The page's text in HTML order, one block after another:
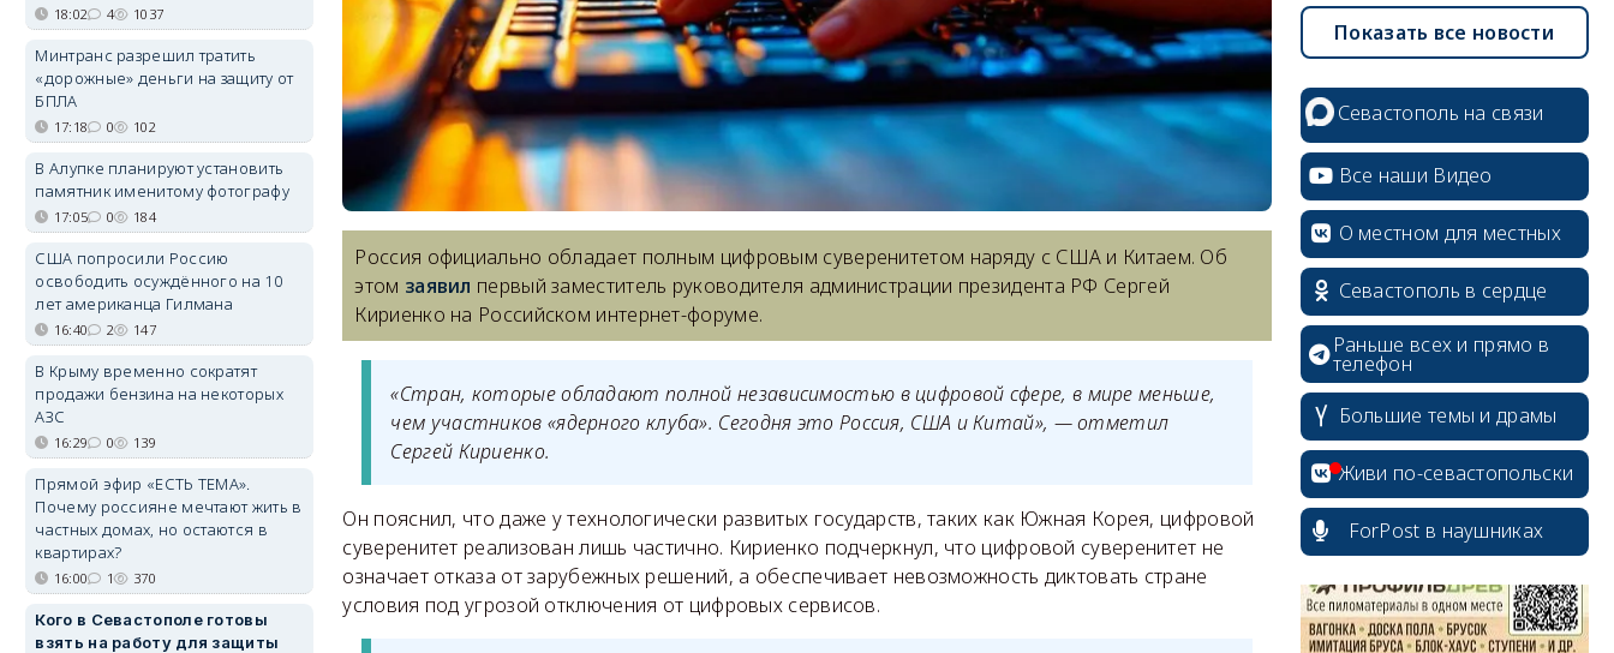
Россия официально обладает полным цифровым суверенитетом наряду с США и Китаем. Об
этом заявил первый заместитель руководителя администрации президента РФ Сергей
Кириенко на Российском интернет-форуме.
«Стран, которые обладают полной независимостью в цифровой сфере, в мире меньше,
чем участников «ядерного клуба». Сегодня это Россия, США и Китай», — отметил
Сергей Кириенко.
Он пояснил, что даже у технологически развитых государств, таких как Южная Корея, цифровой
суверенитет реализован лишь частично. Кириенко подчеркнул, что цифровой суверенитет не
означает отказа от зарубежных решений, а обеспечивает невозможность диктовать стране
условия под угрозой отключения от цифровых сервисов.
18:02 4 1037
Минтранс разрешил тратить
«дорожные» деньги на защиту от
БПЛА
17:18 0 102
В Алупке планируют установить
памятник именитому фотографу
17:05 0 184
США попросили Россию
освободить осуждённого на 10
лет американца Гилмана
16:40 2 147
В Крыму временно сократят
продажи бензина на некоторых
АЗС
16:29 0 139
Прямой эфир «ЕСТЬ ТЕМА».
Почему россияне мечтают жить в
частных домах, но остаются в
квартирах?
16:00 1 370
Кого в Севастополе готовы
взять на работу для защиты
Показать все новости
Севастополь на связи
Все наши Видео
О местном для местных
Севастополь в сердце
Раньше всех и прямо в
телефон
Большие темы и драмы
Живи по-севастопольски
ForPost в наушниках
erid: 2SDnjcrDNw6
erid: 2SDnjdPjgYS